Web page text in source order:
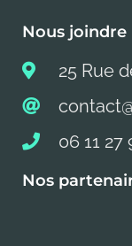
Nous joindre
25 Rue
06 11 27
Nos